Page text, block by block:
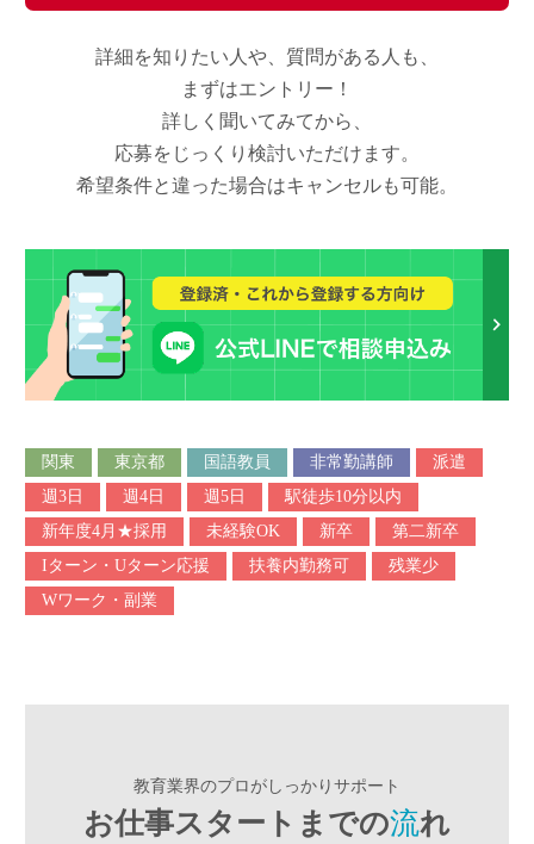
詳細を知りたい人や、質問がある人も、
まずはエントリー！
詳しく聞いてみてから、
応募をじっくり検討いただけます。
希望条件と違った場合はキャンセルも可能。
関東 東京都 国語教員 非常勤講師
派遣
週3日
週4日 週5日
駅徒歩10分以内
新年度4月★採用
未経験OK 新卒
第二新卒
Iターン・Uターン応援
扶養内勤務可
残業少
Wワーク・副業
教育業界のプロがしっかりサポート
お仕事スタートまでの流れ